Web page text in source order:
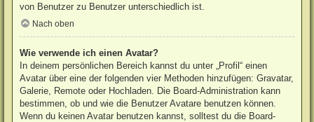
von Benutzer zu Benutzer unterschiedlich ist.
Nach oben
Wie verwende ich einen Avatar?
In deinem persönlichen Bereich kannst du unter „Profil“ einen
Avatar über eine der folgenden vier Methoden hinzufügen: Gravatar,
Galerie, Remote oder Hochladen. Die Board-Administration kann
bestimmen, ob und wie die Benutzer Avatare benutzen können.
Wenn du keinen Avatar benutzen kannst, solltest du die Board-